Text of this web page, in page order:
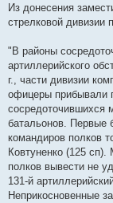
Из донесения
стрелковой дивизии
"В районы
артиллерийского
г., части дивизии
офицеры прибывали
сосредоточившихся
батальонов. Первые
командиров полков
Ковтуненко (125
полков вывести не
131-й
Неприкосновенные